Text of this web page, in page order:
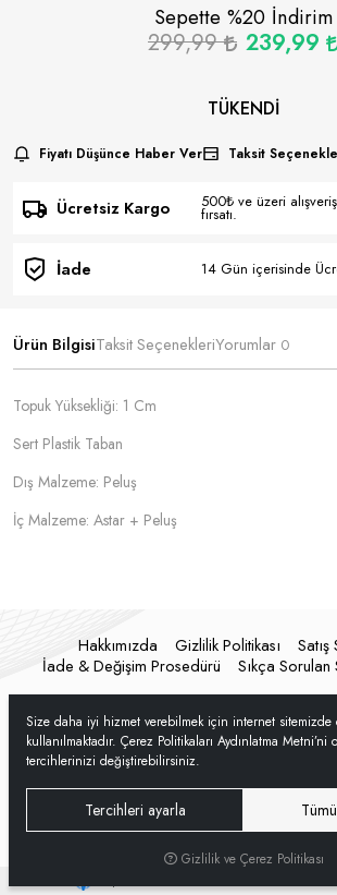
Sepette %20İndirim
299,99 239,99
TÜKENDI
Fiyatı Düşünce Haber Ver Taksit
Ücretsiz Kargo 500₺ ve üzeri
fırsatı.
İade 14 Gün içerisinde
Ürün BilgisiTaksit SeçenekleriYorumlar 0
Topuk Yüksekliği: 1 Cm
Sert Plastik Taban
Dış Malzeme: Peluş
İç Malzeme: Astar + Peluş
Hakkımızda Gizlilik Politikası
İade & Değişim Prosedürü
Sıkça
Size daha iyi hizmet verebilmek için internet sitemizde
kullanılmaktadır. Çerez Politikaları Aydınlatma
tercihlerinizi değiştirebilirsiniz.
Tercihleri ayarla
Gizlilik ve Çerez Politikası